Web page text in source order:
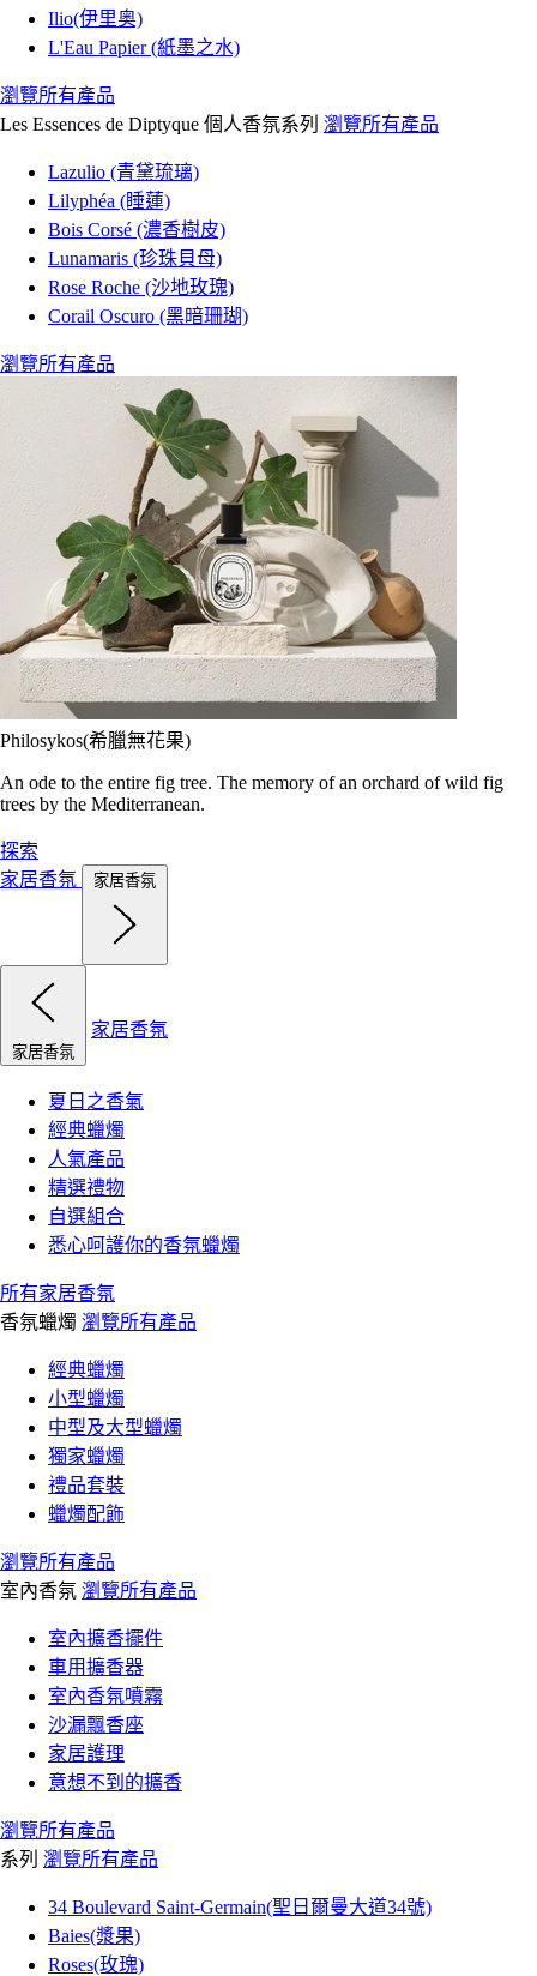
Ilio(伊里奥)
L'Eau Papier (紙墨之水)
瀏覽所有產品
Les Essences de Diptyque 個人香氛系列 瀏覽所有產品
Lazulio (青黛琉璃)
Lilyphéa (睡蓮)
Bois Corsé (濃香樹皮)
Lunamaris (珍珠貝母)
Rose Roche (沙地玫瑰)
Corail Oscuro (黑暗珊瑚)
瀏覽所有產品
Philosykos(希臘無花果)
An ode to the entire fig tree. The memory of an orchard of wild fig
trees by the Mediterranean.
探索
家居香氛
家居香氛
家居香氛
家居香氛
夏日之香氣
經典蠟燭
人氣產品
精選禮物
自選組合
悉心呵護你的香氛蠟燭
所有家居香氛
香氛蠟燭 瀏覽所有產品
經典蠟燭
小型蠟燭
中型及大型蠟燭
獨家蠟燭
禮品套裝
蠟燭配飾
瀏覽所有產品
室內香氛 瀏覽所有產品
室內擴香擺件
車用擴香器
室內香氛噴霧
沙漏飄香座
家居護理
意想不到的擴香
瀏覽所有產品
系列 瀏覽所有產品
34 Boulevard Saint-Germain(聖日爾曼大道34號)
Baies(漿果)
Roses(玫瑰)